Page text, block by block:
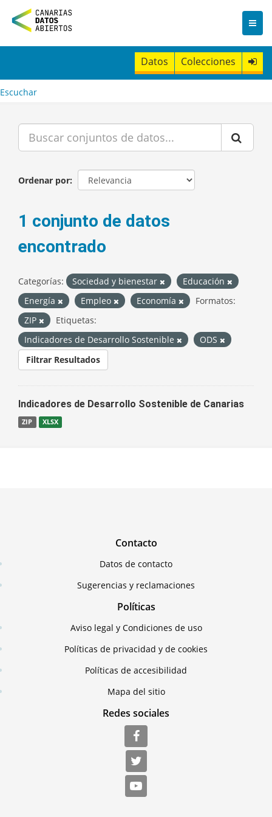
n
t
Datos Colecciones
Escuchar
Ordenar por
1 conjunto de datos
encontrado
Categorías: Sociedad y bienestar
Educación
Energía
Empleo Economía
Formatos:
ZIP
Etiquetas:
Indicadores de Desarrollo Sostenible
ODS
Filtrar Resultados
Indicadores de Desarrollo Sostenible de Canarias
ZIP XLSX
Contacto
Datos de contacto
Sugerencias y reclamaciones
Políticas
Aviso legal y Condiciones de uso
Políticas de privacidad y de cookies
Políticas de accesibilidad
Mapa del sitio
Redes sociales